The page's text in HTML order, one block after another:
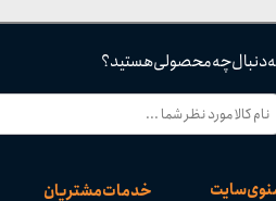
خدمات مشتریان سایت
دنبال چه محصولی هستید؟